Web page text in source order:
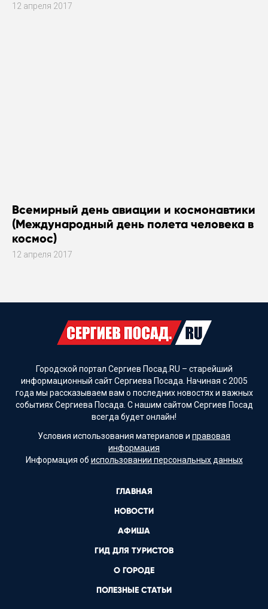
12 апреля 2017
Всемирный день авиации и космонавтики
(Международный день полета человека в
космос)
12 апреля 2017
Городской портал Сергиев Посад.RU – старейший
информационный сайт Сергиева Посада. Начиная с 2005
года мы рассказываем вам о последних новостях и важных
событиях Сергиева Посада. С нашим сайтом Сергиев Посад
всегда будет онлайн!
Условия использования материалов и правовая
информация
Информация об использовании персональных данных
ГЛАВНАЯ
НОВОСТИ
АФИША
ГИД ДЛЯ ТУРИСТОВ
О ГОРОДЕ
ПОЛЕЗНЫЕ СТАТЬИ